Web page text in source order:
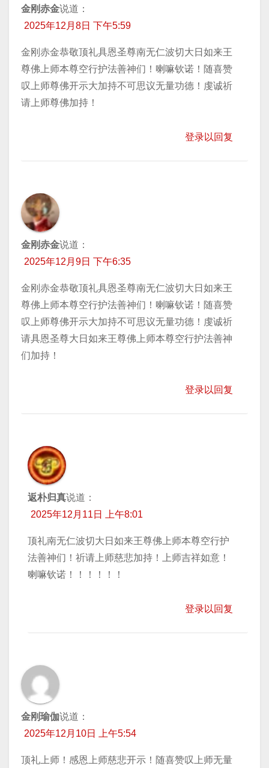
金刚赤金说道：
2025年12月8日 下午5:59
金刚赤金恭敬顶礼具恩圣尊南无仁波切大日如来王
尊佛上师本尊空行护法善神们！喇嘛钦诺！随喜赞
叹上师尊佛开示大加持不可思议无量功德！虔诚祈
请上师尊佛加持！
登录以回复
金刚赤金说道：
2025年12月9日 下午6:35
金刚赤金恭敬顶礼具恩圣尊南无仁波切大日如来王
尊佛上师本尊空行护法善神们！喇嘛钦诺！随喜赞
叹上师尊佛开示大加持不可思议无量功德！虔诚祈
请具恩圣尊大日如来王尊佛上师本尊空行护法善神
们加持！
登录以回复
返朴归真说道：
2025年12月11日 上午8:01
顶礼南无仁波切大日如来王尊佛上师本尊空行护
法善神们！祈请上师慈悲加持！上师吉祥如意！
喇嘛钦诺！！！！！！
登录以回复
金刚瑜伽说道：
2025年12月10日 上午5:54
顶礼上师！感恩上师慈悲开示！随喜赞叹上师无量